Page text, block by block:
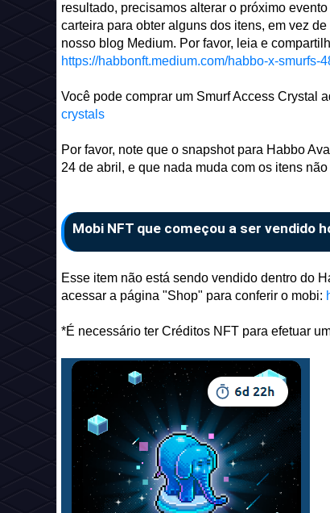
resultado, precisamos alterar o próximo
carteira para obter alguns dos itens, em vez
nosso blog Medium. Por favor, leia e
https://habbonft.medium.com/habbo-x-smurfs-
Você pode comprar um Smurf Access Crystal
crystals
Por favor, note que o snapshot para Habbo
24 de abril, e que nada muda com os itens
Mobi NFT que começou a ser vendido
Esse item não está sendo vendido dentro do
acessar a página "Shop" para conferir o mobi:
*É necessário ter Créditos NFT para efetuar